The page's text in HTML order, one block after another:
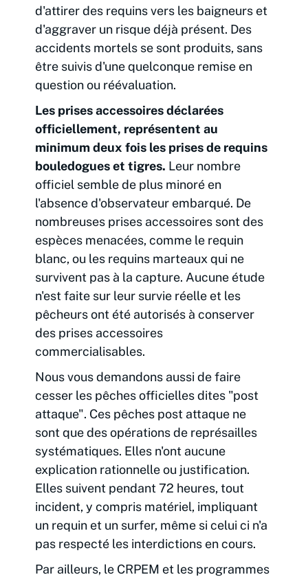
d'attirer des requins vers les baigneurs et
d'aggraver un risque déjà présent. Des
accidents mortels se sont produits, sans
être suivis d'une quelconque remise en
question ou réévaluation.
Les prises accessoires déclarées
officiellement, représentent au
minimum deux fois les prises de requins
bouledogues et tigres. Leur nombre
officiel semble de plus minoré en
l'absence d'observateur embarqué. De
nombreuses prises accessoires sont des
espèces menacées, comme le requin
blanc, ou les requins marteaux qui ne
survivent pas à la capture. Aucune étude
n'est faite sur leur survie réelle et les
pêcheurs ont été autorisés à conserver
des prises accessoires
commercialisables.
Nous vous demandons aussi de faire
cesser les pêches officielles dites "post
attaque". Ces pêches post attaque ne
sont que des opérations de représailles
systématiques. Elles n'ont aucune
explication rationnelle ou justification.
Elles suivent pendant 72 heures, tout
incident, y compris matériel, impliquant
un requin et un surfer, même si celui ci n'a
pas respecté les interdictions en cours.
Par ailleurs, le CRPEM et les programmes